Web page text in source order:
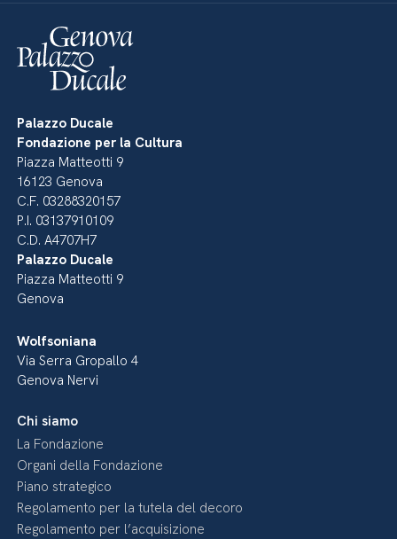
Palazzo Ducale
Fondazione per la Cultura
Piazza Matteotti 9
16123 Genova
C.F. 03288320157
P.I. 03137910109
C.D. A4707H7
Palazzo Ducale
Piazza Matteotti 9
Genova
Wolfsoniana
Via Serra Gropallo 4
Genova Nervi
Chi siamo
La Fondazione
Organi della Fondazione
Piano strategico
Regolamento per la tutela del decoro
Regolamento per l’acquisizione